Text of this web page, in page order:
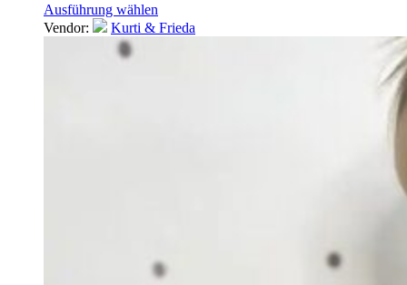
Ausführung wählen
Vendor:
Kurti & Frieda